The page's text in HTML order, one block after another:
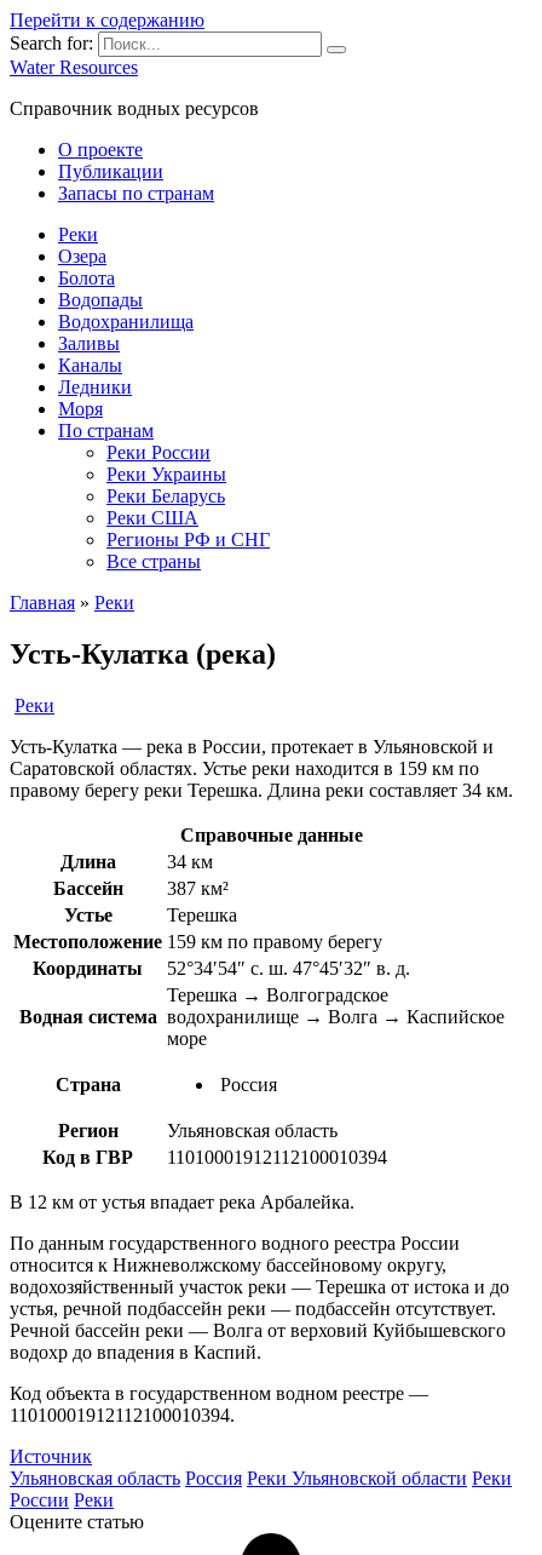
Перейти к содержанию
Search for:
Water Resources
Справочник водных ресурсов
О проекте
Публикации
Запасы по странам
Реки
Озера
Болота
Водопады
Водохранилища
Заливы
Каналы
Ледники
Моря
По странам
Реки России
Реки Украины
Реки Беларусь
Реки США
Регионы РФ и СНГ
Все страны
Главная » Реки
Усть-Кулатка (река)
Реки
Усть-Кулатка — река в России, протекает в Ульяновской и
Саратовской областях. Устье реки находится в 159 км по
правому берегу реки Терешка. Длина реки составляет 34 км.
Справочные данные
Длина
34 км
Бассейн
387 км²
Устье
Терешка
Местоположение 159 км по правому берегу
Координаты
52°34′54″ с. ш. 47°45′32″ в. д.
Водная система
Терешка → Волгоградское
водохранилище → Волга → Каспийское
море
Страна Россия
Регион
Ульяновская область
Код в ГВР
11010001912112100010394
В 12 км от устья впадает река Арбалейка.
По данным государственного водного реестра России
относится к Нижневолжскому бассейновому округу,
водохозяйственный участок реки — Терешка от истока и до
устья, речной подбассейн реки — подбассейн отсутствует.
Речной бассейн реки — Волга от верховий Куйбышевского
водохр до впадения в Каспий.
Код объекта в государственном водном реестре —
11010001912112100010394.
Источник
Ульяновская область Россия Реки Ульяновской области Реки
России Реки
Оцените статью